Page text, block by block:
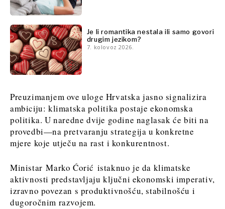
Insights
Intervju
Mišljenje
Svijet
Analiza
Discover
Vijesti
Događanja
Sport
Lifestyle
Putovanja
Intervju
Mišljenje
Svijet
Analiza
Discover
Vijesti
Događanja
Sport
Lifestyle
Putovanja
Hrana
Je li romantika nestala ili samo govori
drugim jezikom?
7. kolovoz 2026.
Preuzimanjem ove uloge Hrvatska jasno signalizira
ambiciju: klimatska politika postaje ekonomska
politika. U naredne dvije godine naglasak će biti na
provedbi—na pretvaranju strategija u konkretne
mjere koje utječu na rast i konkurentnost.
Ministar Marko Ćorić istaknuo je da klimatske
aktivnosti predstavljaju ključni ekonomski imperativ,
izravno povezan s produktivnošću, stabilnošću i
dugoročnim razvojem.